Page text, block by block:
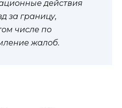
действия
за границу,
числе по
жалоб.